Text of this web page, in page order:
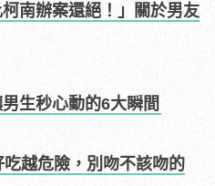
柯南辦案還絕！」關於男友
生秒心動的6大瞬間
越危險，別吻不該吻的